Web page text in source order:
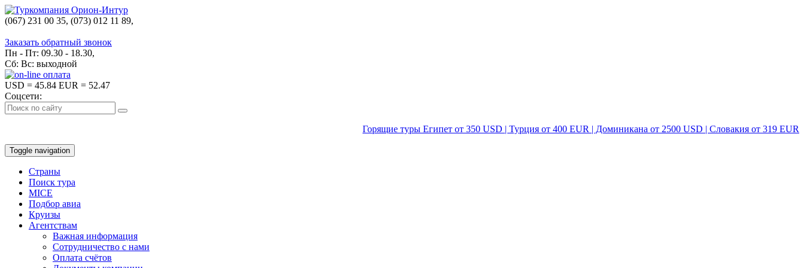
(067) 231 00 35, (073) 012 11 89,
Заказать обратный звонок
Пн - Пт: 09.30 - 18.30,
Сб: Вс: выходной
USD = 45.84 EUR = 52.47
Соцсети:
Горящие туры Египет от 350 USD | Турция от 400 EUR | Доминикана от 2500 USD | Словакия от 319 EUR
Toggle navigation
Страны
Поиск тура
MICE
Подбор авиа
Круизы
Агентствам
Важная информация
Сотрудничество с нами
Оплата счётов